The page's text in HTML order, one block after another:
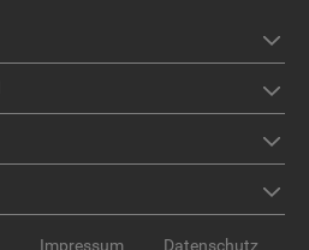
Impressum Datenschutz